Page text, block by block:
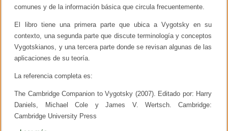
comunes y de la información básica que circula frecuentemente.
El libro tiene una primera parte que ubica a Vygotsky en su
contexto, una segunda parte que discute terminología y conceptos
Vygotskianos, y una tercera parte donde se revisan algunas de las
aplicaciones de su teoría.
La referencia completa es:
The Cambridge Companion to Vygotsky (2007). Editado por: Harry
Daniels, Michael Cole y James V. Wertsch. Cambridge:
Cambridge University Press